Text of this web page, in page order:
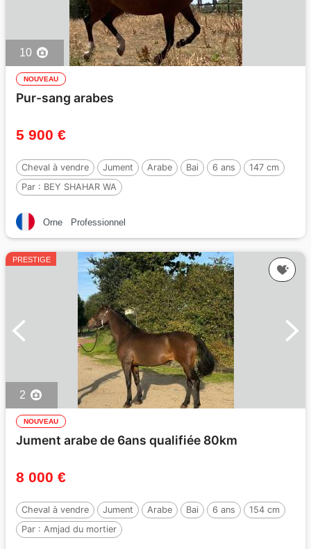
10
NOUVEAU
Pur-sang arabes
5 900 €
Cheval à vendre Jument Arabe Bai 6 ans
147 cm
Par : BEY SHAHAR WA
Orne Professionnel
PRESTIGE
2
NOUVEAU
Jument arabe de 6ans qualifiée 80km
8 000 €
Cheval à vendre Jument Arabe Bai 6 ans
154 cm
Par : Amjad du mortier